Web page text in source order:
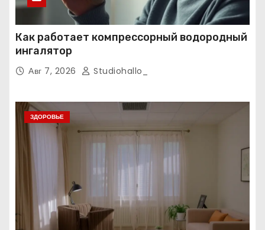
Как работает компрессорный водородный
ингалятор
Авг 7, 2026 Studiohallo_
ЗДОРОВЬЕ